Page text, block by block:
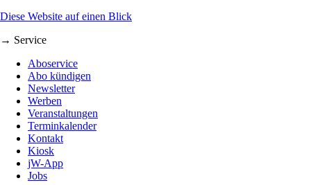
Diese Website auf einen Blick
→ Service
Aboservice
Abo kündigen
Newsletter
Werben
Veranstaltungen
Terminkalender
Kontakt
Kiosk
jW-App
Jobs